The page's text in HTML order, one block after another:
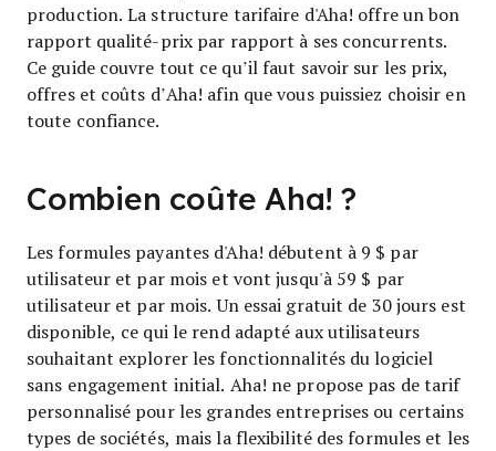
production. La structure tarifaire d'Aha! offre un bon
rapport qualité-prix par rapport à ses concurrents.
Ce guide couvre tout ce qu’il faut savoir sur les prix,
offres et coûts d’Aha! afin que vous puissiez choisir en
toute confiance.
Combien coûte Aha! ?
Les formules payantes d'Aha! débutent à 9 $ par
utilisateur et par mois et vont jusqu'à 59 $ par
utilisateur et par mois. Un essai gratuit de 30 jours est
disponible, ce qui le rend adapté aux utilisateurs
souhaitant explorer les fonctionnalités du logiciel
sans engagement initial. Aha! ne propose pas de tarif
personnalisé pour les grandes entreprises ou certains
types de sociétés, mais la flexibilité des formules et les